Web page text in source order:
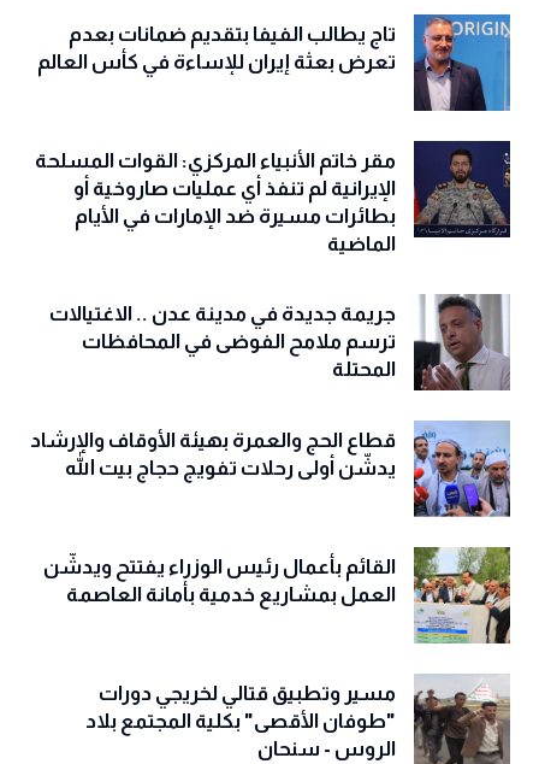
تاج يطالب الفيفا بتقديم ضمانات بعدم
تعرض بعثة إيران للإساءة في كأس العالم
مقر خاتم الأنبياء المركزي: القوات المسلحة
الإيرانية لم تنفذ أي عمليات صاروخية أو
بطائرات مسيرة ضد الإمارات في الأيام
الماضية
جريمة جديدة في مدينة عدن .. الاغتيالات
ترسم ملامح الفوضى في المحافظات
المحتلة
قطاع الحج والعمرة بهيئة الأوقاف والإرشاد
يدشّن أولى رحلات تفويج حجاج بيت الله
القائم بأعمال رئيس الوزراء يفتتح ويدشّن
العمل بمشاريع خدمية بأمانة العاصمة
مسير وتطبيق قتالي لخريجي دورات
"طوفان الأقصى" بكلية المجتمع بلاد
الروس - سنحان